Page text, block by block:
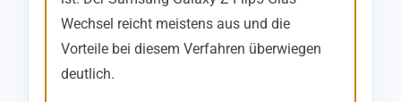
Wechsel reicht meistens aus und die
Vorteile bei diesem Verfahren überwiegen
deutlich.